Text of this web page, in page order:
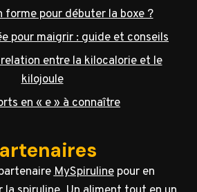
forme pour débuter la boxe ?
pour maigrir : guide et conseils
entre la kilocalorie et le
kilojoule
en « e » à connaître
MySpirulinepour en